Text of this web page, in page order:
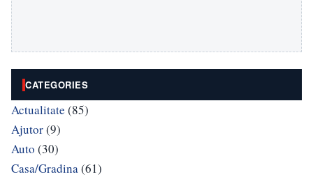
CATEGORIES
Actualitate (85)
Ajutor(9)
Auto (30)
Casa/Gradina(61)